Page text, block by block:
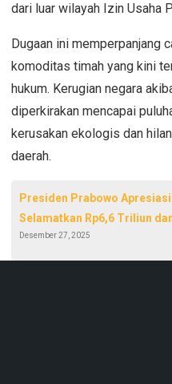
dari luar wilayah Izin Usaha
Dugaan ini memperpanjang
komoditas timah yang kini
hukum. Kerugian negara
diperkirakan mencapai
kerusakan ekologis dan
daerah.
Presiden Prabowo Apresiasi
Selamatkan Rp6,6 Triliun
Juta Hektare Hutan
Desember 27, 2025